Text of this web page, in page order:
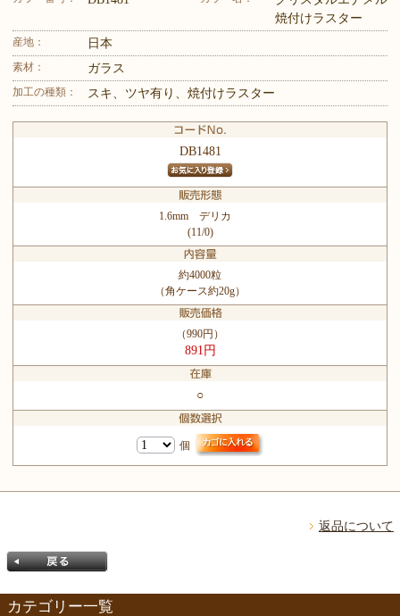
焼付けラスター
産地： 日本
素材： ガラス
加工の種類： スキ、ツヤ有り、焼付けラスター
DB1481
1.6mm デリカ
(11/0)
約4000粒
（角ケース約20g）
（990円）
891円
○
個
返品について
カテゴリー一覧